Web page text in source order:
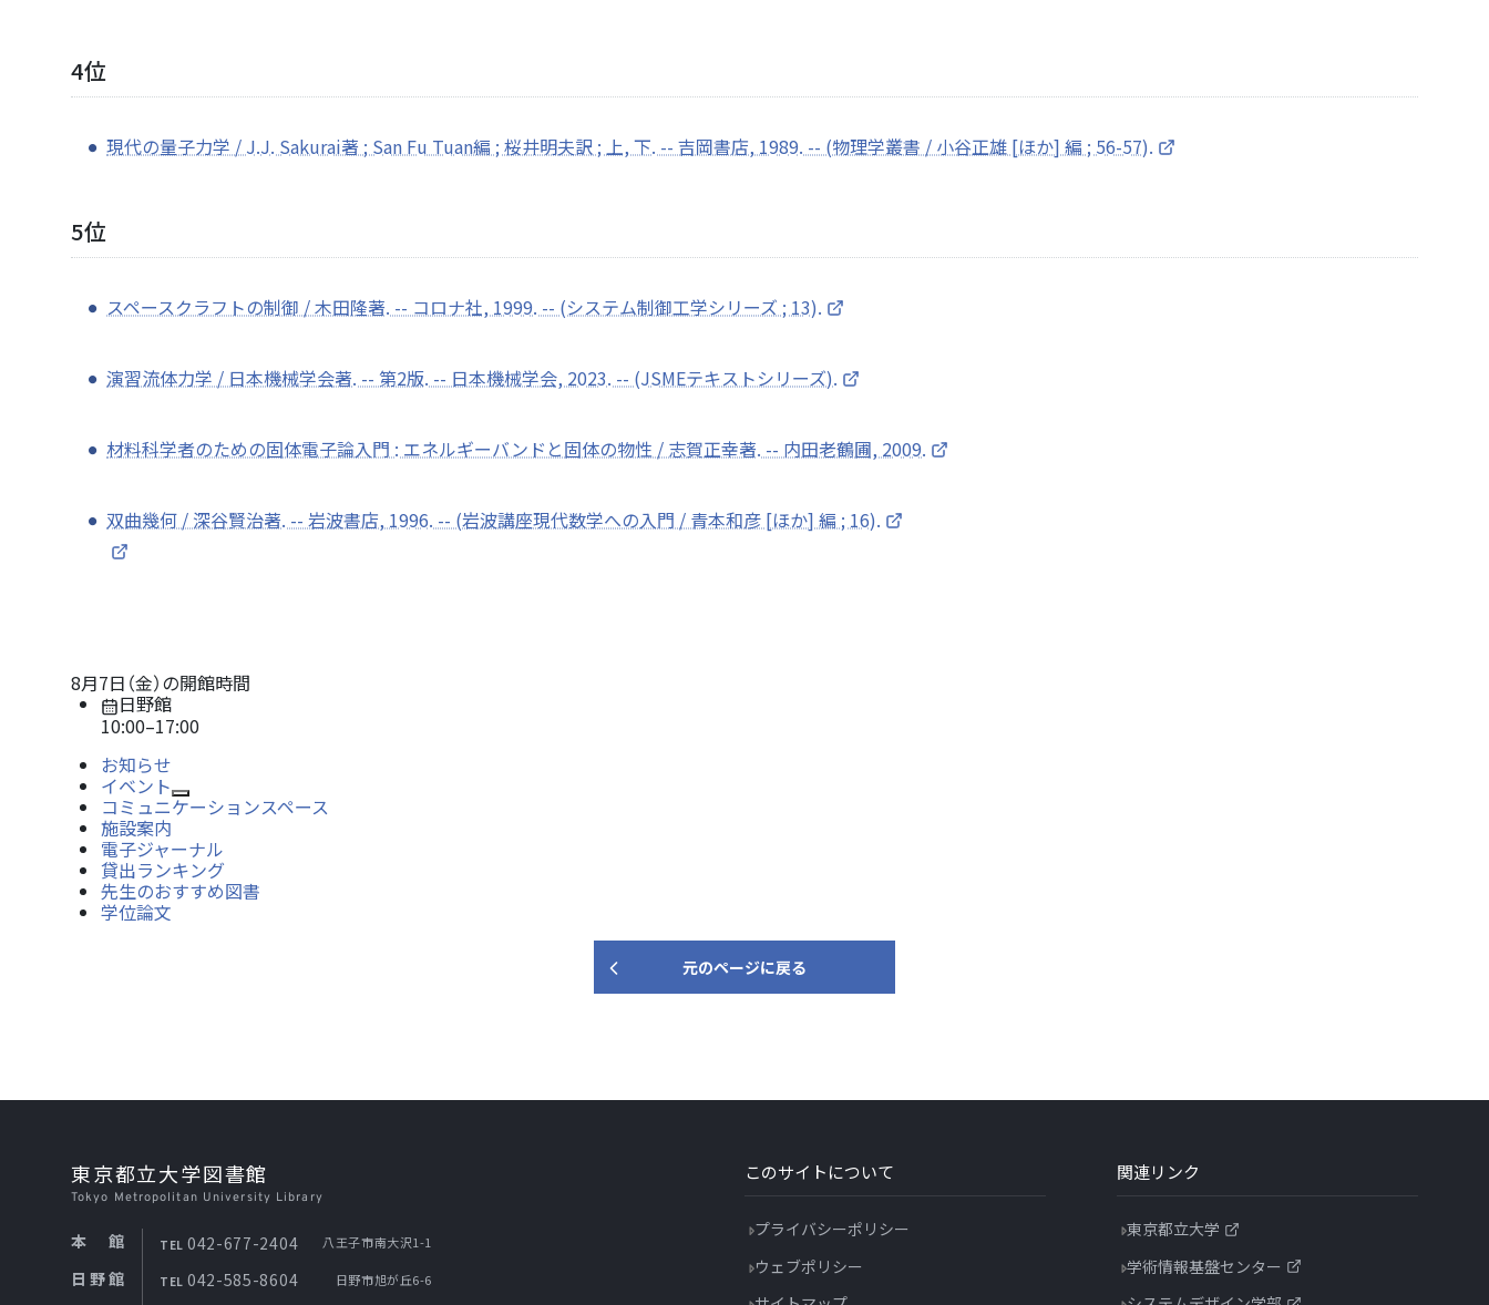
4位
現代の量子力学 / J.J. Sakurai著 ; San Fu Tuan編 ; 桜井明夫訳 ; 上, 下. -- 吉岡書店, 1989. -- (物理学叢書 / 小谷正雄 [ほか] 編 ; 56-57).
5位
スペースクラフトの制御 / 木田隆著. -- コロナ社, 1999. -- (システム制御工学シリーズ ; 13).
演習流体力学 / 日本機械学会著. -- 第2版. -- 日本機械学会, 2023. -- (JSMEテキストシリーズ).
材料科学者のための固体電子論入門 : エネルギーバンドと固体の物性 / 志賀正幸著. -- 内田老鶴圃, 2009.
双曲幾何 / 深谷賢治著. -- 岩波書店, 1996. -- (岩波講座現代数学への入門 / 青本和彦 [ほか] 編 ; 16).
8月7日（金）の開館時間
日野館
10:00–17:00
お知らせ
イベント
Open/Close
コミュニケーションスペース
施設案内
電子ジャーナル
貸出ランキング
先生のおすすめ図書
学位論文
元のページに戻る
東京都立大学図書館
Tokyo Metropolitan University Library
本館 TEL 042-677-2404 八王子市南大沢1-1
日野館 TEL 042-585-8604 日野市旭が丘6-6
このサイトについて
プライバシーポリシー
ウェブポリシー
関連リンク
東京都立大学
学術情報基盤センター